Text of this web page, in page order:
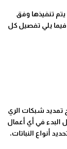
تنفيذها وفق
يلي تفصيل كل
تمديد شبكات الري
البدء في أي أعمال
أنواع النباتات،